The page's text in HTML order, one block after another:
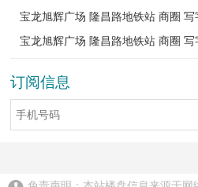
宝龙旭辉广场 隆昌路地铁站 商圈 写
宝龙旭辉广场 隆昌路地铁站 商圈 写
订阅信息